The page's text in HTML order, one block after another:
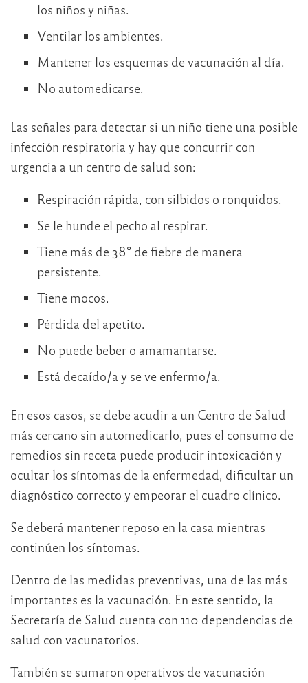
los niños y niñas.
Ventilar los ambientes.
Mantener los esquemas de vacunación al día.
No automedicarse.
Las señales para detectar si un niño tiene una posible
infección respiratoria y hay que concurrir con
urgencia a un centro de salud son:
Respiración rápida, con silbidos o ronquidos.
Se le hunde el pecho al respirar.
Tiene más de 38° de fiebre de manera
persistente.
Tiene mocos.
Pérdida del apetito.
No puede beber o amamantarse.
Está decaído/a y se ve enfermo/a.
En esos casos, se debe acudir a un Centro de Salud
más cercano sin automedicarlo, pues el consumo de
remedios sin receta puede producir intoxicación y
ocultar los síntomas de la enfermedad, dificultar un
diagnóstico correcto y empeorar el cuadro clínico.
Se deberá mantener reposo en la casa mientras
continúen los síntomas.
Dentro de las medidas preventivas, una de las más
importantes es la vacunación. En este sentido, la
Secretaría de Salud cuenta con 110 dependencias de
salud con vacunatorios.
También se sumaron operativos de vacunación